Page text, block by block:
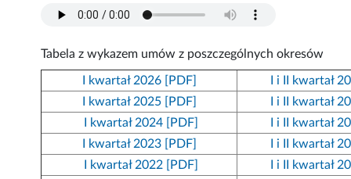
Tabela z wykazem umów z poszczególnych okresów
I kwartał 2026 [PDF]
I i II kwartał
I kwartał 2025 [PDF]
I i II kwartał
I kwartał 2024 [PDF]
I i II kwartał
I kwartał 2023 [PDF]
I i II kwartał
I kwartał 2022 [PDF]
I i II kwartał